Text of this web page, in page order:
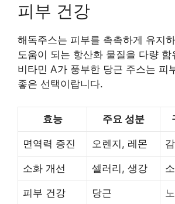
피부 건강
해독주스는 피부를 촉촉하게 유지
도움이 되는 항산화 물질을 다량 함
비타민 A가 풍부한 당근 주스는 피
좋은 선택이랍니다.
효능 주요 성분
면역력 증진 오렌지, 레몬
소화 개선 셀러리, 생강
피부 건강 당근